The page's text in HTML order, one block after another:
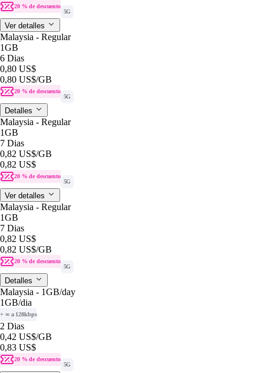
20 % de descuento
5G
Ver detalles
Malaysia - Regular
1GB
6 Dias
0,80 US$
0,80 US$/GB
20 % de descuento
5G
Detalles
Malaysia - Regular
1GB
7 Dias
0,82 US$/GB
0,82 US$
20 % de descuento
5G
Ver detalles
Malaysia - Regular
1GB
7 Dias
0,82 US$
0,82 US$/GB
20 % de descuento
5G
Detalles
Malaysia - 1GB/day
1GB/dia
+ ∞ a 128kbps
2 Dias
0,42 US$/GB
0,83 US$
20 % de descuento
5G